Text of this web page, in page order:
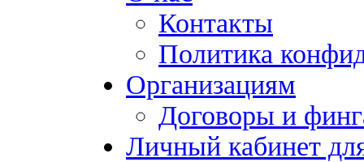
Контакты
Политика
Организациям
Договоры и
Личный кабинет